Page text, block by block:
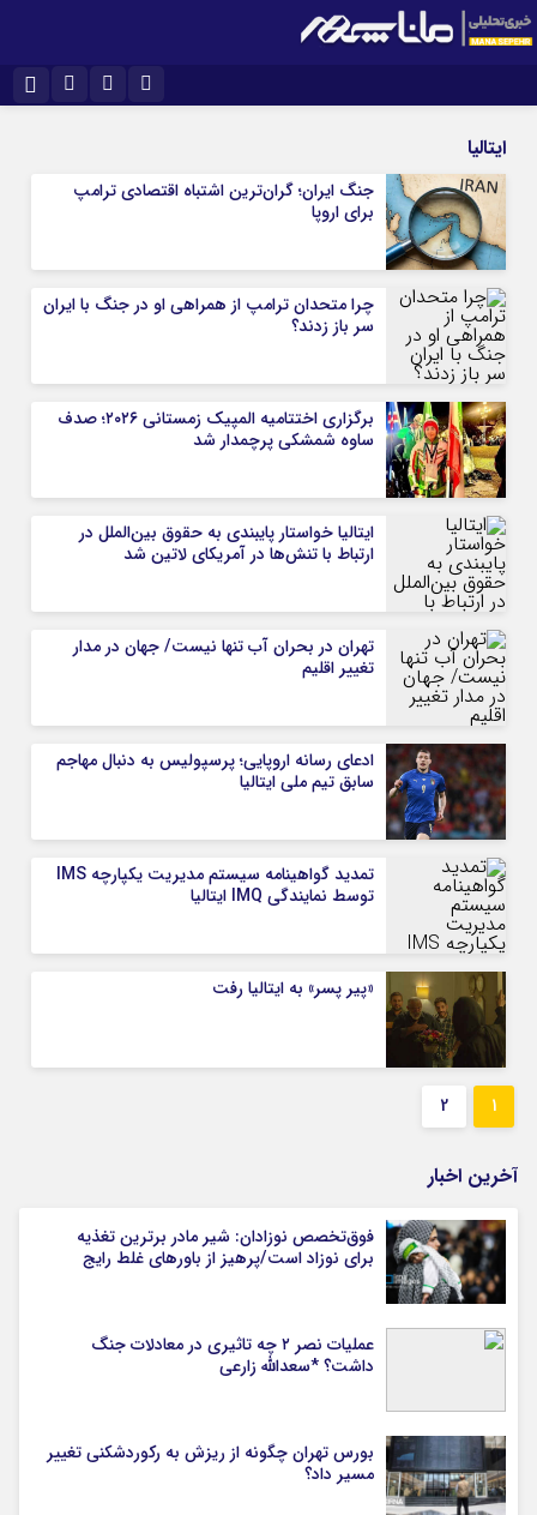
سروش
ایتا
آپارات
رمز عبور
مرا به خاطر بسپار
ایتالیا
جنگ ایران؛ گران‌ترین اشتباه اقتصادی ترامپ
برای اروپا
چرا متحدان ترامپ از همراهی او در جنگ با ایران
سر باز زدند؟
برگزاری اختتامیه المپیک زمستانی ۲۰۲۶؛ صدف
ساوه شمشکی پرچمدار شد
ایتالیا خواستار پایبندی به حقوق بین‌الملل در
ارتباط با تنش‌ها در آمریکای لاتین شد
تهران در بحران آب تنها نیست/ جهان در مدار
تغییر اقلیم
ادعای رسانه اروپایی؛ پرسپولیس به دنبال مهاجم
سابق تیم ملی ایتالیا
تمدید گواهینامه سیستم مدیریت یکپارچه IMS
توسط نمایندگی IMQ ایتالیا
«پیر پسر» به ایتالیا رفت
1
2
آخرین اخبار
فوق‌تخصص نوزادان: شیر مادر برترین تغذیه
برای نوزاد است/پرهیز از باورهای غلط رایج
عملیات نصر ۲ چه تاثیری در معادلات جنگ
داشت؟ *سعدالله زارعی
بورس تهران چگونه از ریزش به رکوردشکنی تغییر
مسیر داد؟